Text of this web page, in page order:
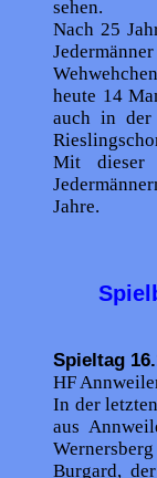
sehen.
Nach 25
heute 14
auch in der
Mit dieser
Jahre.
Spieltag
HF
In der
aus
Burgard,